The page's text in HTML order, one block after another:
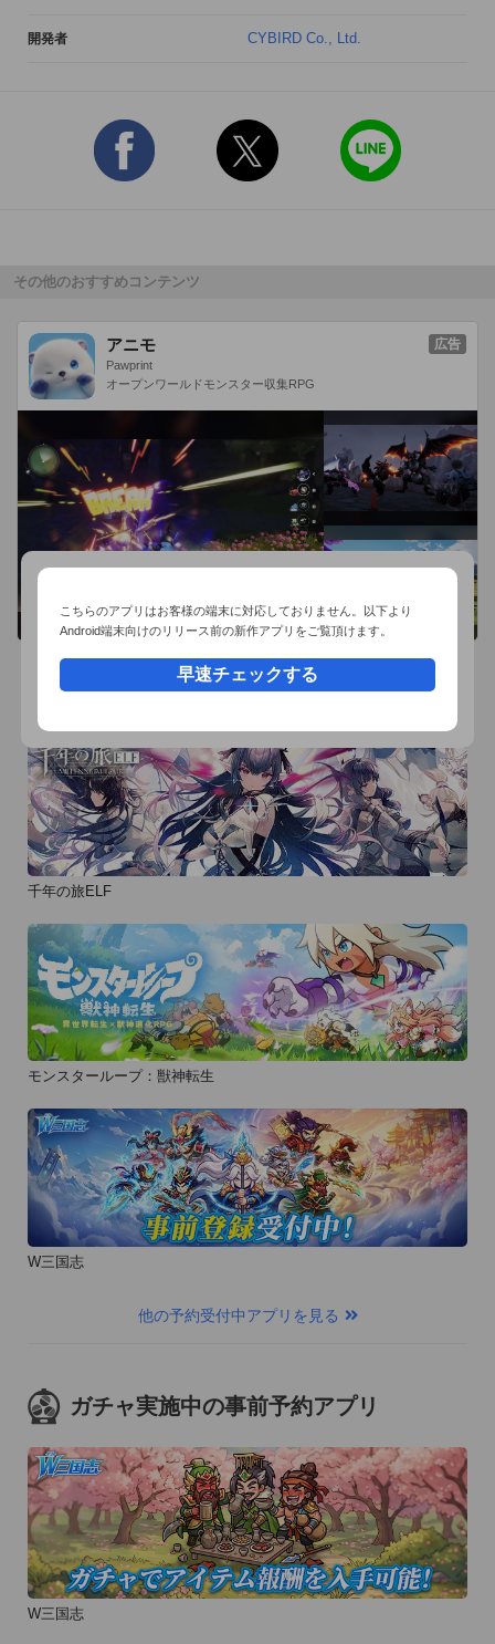
☆正解を答えるまでの間違いの回数で貰えるメダルの枚数が変
・壁紙は初期9種類となり、今後更に追加していきます。
☆31問目以降は50問ごとに¥85でのアドオンとなっています。
「コナン君に挑戦」待望のiPhoneアプリ化!
今すぐクイズに答えよう!
開発者 CYBIRD Co., Ltd.
その他のおすすめコンテンツ
アニモ
Pawprint
オープンワールドモンスター収集RPG
広告
千年の旅ELF
モンスターループ：獣神転生
W三国志
他の予約受付中アプリを見る
ガチャ実施中の事前予約アプリ
W三国志
こちらのアプリはお客様の端末に対応しておりません。以下より
Android端末向けのリリース前の新作アプリをご覧頂けます。
早速チェックする